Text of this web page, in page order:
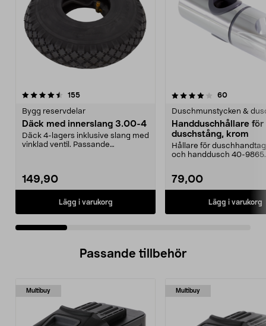
155recensioner
Bygg reservdelar
Däck med innerslang 3.00-4
Däck 4-lagers inklusive slang med
vinklad ventil. Passande
149,90
Lägg i varukorg
4.0 av 5 stjärnor 60
Duschmunstycken &
Handduschhållare
duschstång, krom
Hållare för
och handdusch 40-
79,00
Lägg i varukorg
4.0 av 5 stjärnor
Passande tillbehör
Multibuy Multibuy